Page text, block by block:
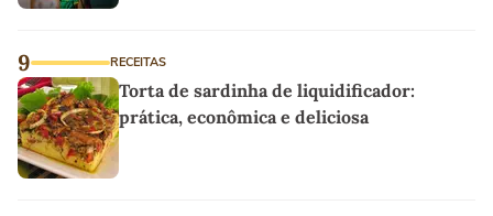
9 RECEITAS
Torta de sardinha de liquidificador:
prática, econômica e deliciosa